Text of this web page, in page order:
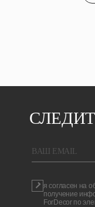
BAШ EMAIL
я согласен на
получение
ForDecor по